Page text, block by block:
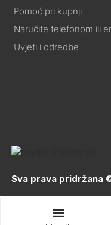
Pomoć pri kupnji
Naručite telefonom ili
Uvjeti i odredbe
Sva prava pridržana